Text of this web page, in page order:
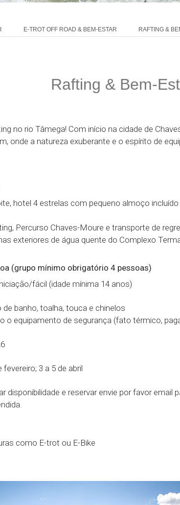
E-TROT OFF ROAD & BEM-ESTAR RAFTING &
Rafting & Bem-
no rio Tâmega! Com início na cidade de
onde a natureza exuberante e o espírito de
hotel 4 estrelas com pequeno almoço
Percurso Chaves-Moure e transporte de
exteriores de água quente do Complexo
(grupo mínimo obrigatório 4 pessoas)
fácil (idade mínima 14 anos)
banho, toalha, touca e chinelos
o equipamento de segurança (fato térmico,
fevereiro; 3 a 5 de abril
disponibilidade e reservar envie por favor email
como E-trot ou E-Bike